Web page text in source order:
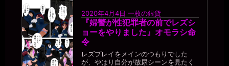
2020年4月4日 一枚の銀貨
『婦警が性犯罪者の前でレズシ
ョーをやりました』オモラシ命
令
レズプレイをメインのつもりでした
が、やはり自分が放尿シーンを見たく
あうう。。１週間に10人。。それは。。ゼミの男性たちを含めてで
すか。。？ 使っていただいたことがない男性だけですか。。？
一枚の銀貨
2026年7月18日 - 21:42
そりゃ、新しい利用者を獲得しなきゃ(￣▽￣)
miiki0119